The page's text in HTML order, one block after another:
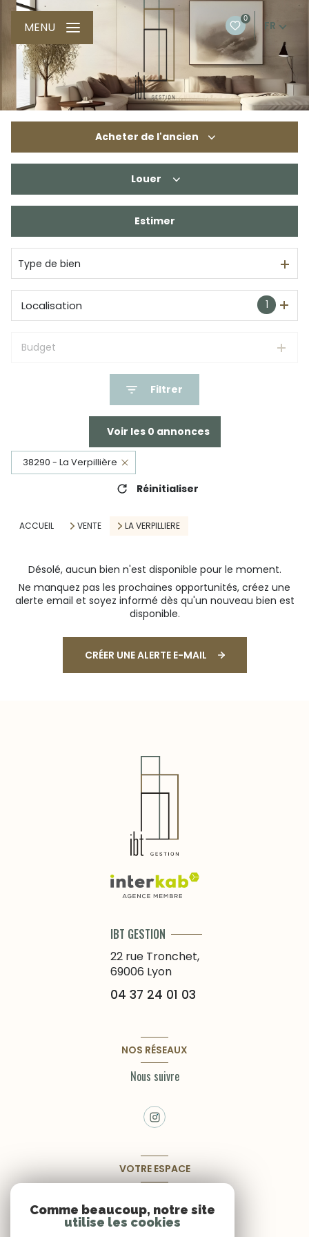
0
FR
MENU
Acheter de l'ancien
De l'immo pro
Louer
De l'immo pro
Estimer
Type de bien
1
Localisation
Budget
Filtrer
Voir les 0 annonces
38290 - La Verpillière
Réinitialiser
ACCUEIL VENTE LA VERPILLIERE
Désolé, aucun bien n'est disponible pour le moment.
Ne manquez pas les prochaines opportunités, créez une
alerte email et soyez informé dès qu'un nouveau bien est
disponible.
CRÉER UNE ALERTE E-MAIL
IBT GESTION
22 rue Tronchet,
69006 Lyon
04 37 24 01 03
NOS RÉSEAUX
Nous suivre
VOTRE ESPACE
Comme beaucoup, notre site
utilise les cookies